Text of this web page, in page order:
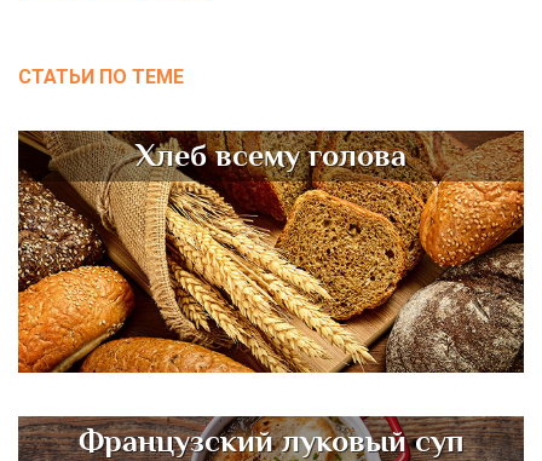
СТАТЬИ ПО ТЕМЕ
Хлеб всему голова
Французский луковый суп